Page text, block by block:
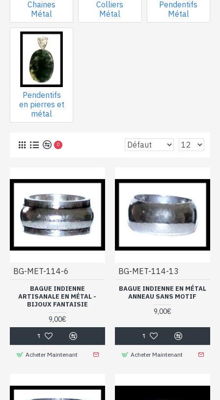
Trois villes sont connues pour la fabrication de bijoux en métal
en inde.
Hyderabad est connue pour le travail 100% à la main, les
artisans de cette ville fabriquent beaucoup de bijoux en métal et
La deuxième ville est Agra, la ville du Taj Mahal. Pendant une
vingtaine d’années pendant la période des Moghols, cette ville
est devenue la capitale de l’inde. Beaucoup d’artisans sont venus
s’installer, elle est devenue l’une des villes les plus importantes
pour la fabrication des bijoux en argent et en métal.
les pierres et le savoir-faire des artisans transmis de génération en
Bijoux façonnés par des artisans
indiens spécialisés dans le Métal
Chaines
Métal
Colliers
Métal
Pendentifs
Métal
Pendentifs
en pierres et
métal
0
BG-MET-114-6
BAGUE INDIENNE
ARTISANALE EN MÉTAL -
BIJOUX FANTAISIE
9,00€
Acheter Maintenant
BG-MET-114-13
BAGUE INDIENNE EN MÉTAL
ANNEAU SANS MOTIF
9,00€
Acheter Maintenant